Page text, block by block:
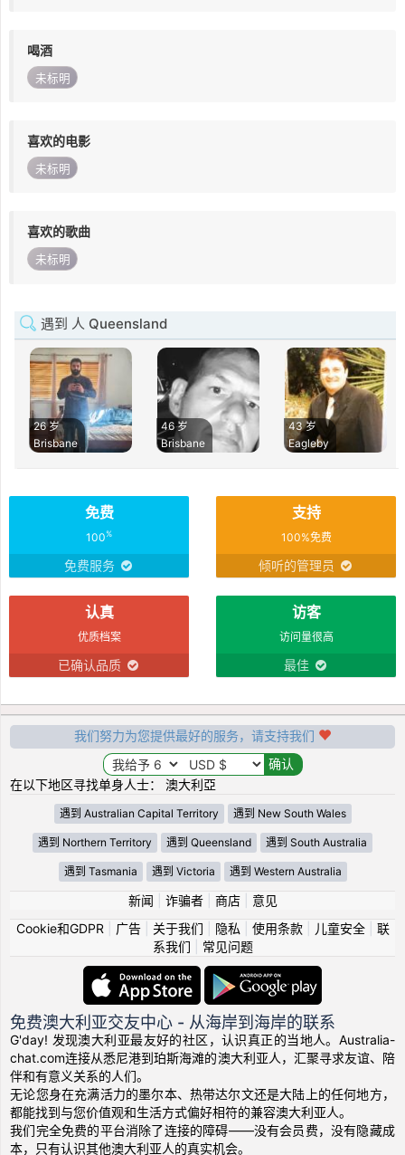
喝酒
未标明
喜欢的电影
未标明
喜欢的歌曲
未标明
遇到 人 Queensland
26 岁
Brisbane
46 岁
Brisbane
43 岁
Eagleby
免费
100%
免费服务
支持
100%免费
倾听的管理员
认真
优质档案
已确认品质
访客
访问量很高
最佳
我们努力为您提供最好的服务，请支持我们
在以下地区寻找单身人士： 澳大利亞
遇到 Australian Capital Territory 遇到 New South Wales
遇到 Northern Territory 遇到 Queensland 遇到 South Australia
遇到 Tasmania 遇到 Victoria 遇到 Western Australia
新闻 诈骗者| 商店| 意见
Cookie和GDPR
广告| 关于我们 隐私 使用条款| 儿童安全| 联
系我们
常见问题
免费澳大利亚交友中心 - 从海岸到海岸的联系
G'day! 发现澳大利亚最友好的社区，认识真正的当地人。Australia-
chat.com连接从悉尼港到珀斯海滩的澳大利亚人，汇聚寻求友谊、陪
伴和有意义关系的人们。
无论您身在充满活力的墨尔本、热带达尔文还是大陆上的任何地方，
都能找到与您价值观和生活方式偏好相符的兼容澳大利亚人。
我们完全免费的平台消除了连接的障碍——没有会员费，没有隐藏成
本，只有认识其他澳大利亚人的真实机会。